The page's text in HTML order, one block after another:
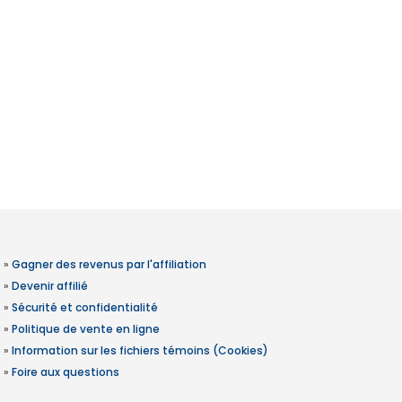
» Gagner des revenus par l'affiliation
» Devenir affilié
» Sécurité et confidentialité
» Politique de vente en ligne
» Information sur les fichiers témoins (Cookies)
» Foire aux questions